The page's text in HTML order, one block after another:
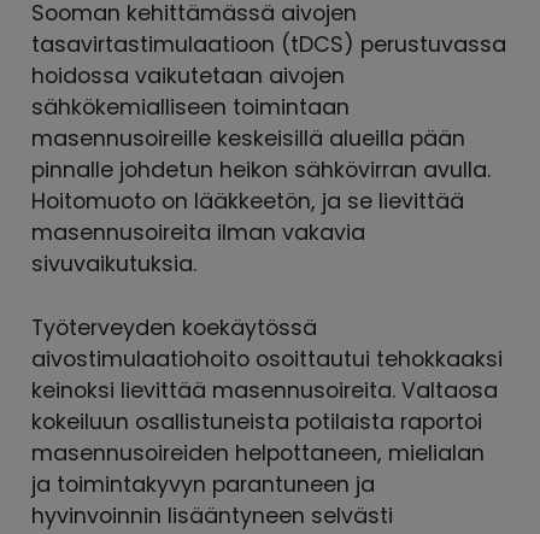
Sooman kehittämässä aivojen
tasavirtastimulaatioon (tDCS) perustuvassa
hoidossa vaikutetaan aivojen
sähkökemialliseen toimintaan
masennusoireille keskeisillä alueilla pään
pinnalle johdetun heikon sähkövirran avulla.
Hoitomuoto on lääkkeetön, ja se lievittää
masennusoireita ilman vakavia
sivuvaikutuksia.
Työterveyden koekäytössä
aivostimulaatiohoito osoittautui tehokkaaksi
keinoksi lievittää masennusoireita. Valtaosa
kokeiluun osallistuneista potilaista raportoi
masennusoireiden helpottaneen, mielialan
ja toimintakyvyn parantuneen ja
hyvinvoinnin lisääntyneen selvästi